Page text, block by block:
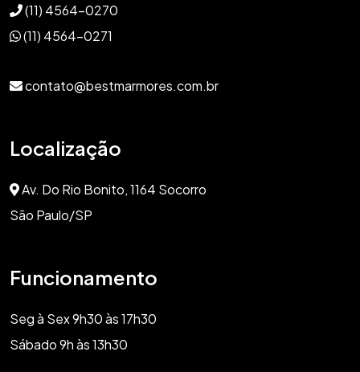
(11) 4564-0270
(11) 4564-0271
contato@bestmarmores.com.br
Localização
Av. Do Rio Bonito, 1164 Socorro
São Paulo/SP
Funcionamento
Seg à Sex 9h30 às 17h30
Sábado 9h às 13h30